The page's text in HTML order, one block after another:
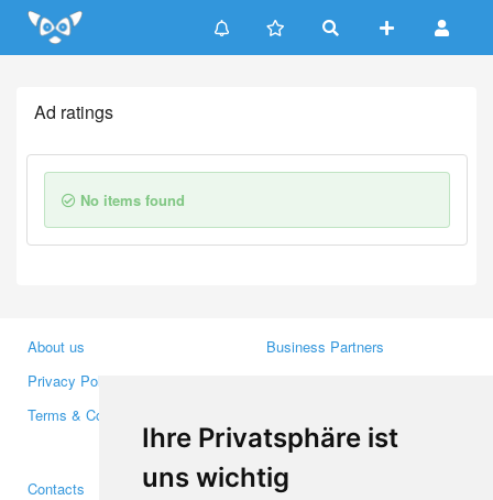
Ihre Privatsphäre ist
uns wichtig
Update cookies preferences
Ad ratings
No items found
About us
Privacy Policy
Terms & Conditions
Business Partners
Media
Contacts
Facebook